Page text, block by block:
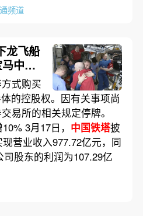
频道
龙飞船
中国
哪吒
五
式购买
的控股权。因有关事项尚
易所的相关规定停牌。
3月17日， 中国铁塔披
营业收入977.72亿元，同
股东的利润为107.29亿